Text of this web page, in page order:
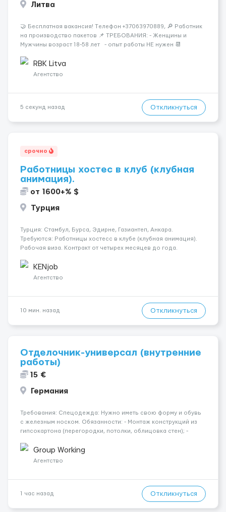
Литва
🤝 Бесплатная вакансия! Tелефон +37063970889, 🔎 Работник
на производство пакетов 📌 ТРЕБОВАНИЯ: - Женщины и
Мужчины возраст 18-58 лет - опыт работы НЕ нужен 📆
зависимости от отдела и должност...
RBK Litva
Агентство
5 секунд назад Откликнуться
срочно
Работницы хостес в клуб (клубная
анимация).
от 1600+% $
Турция
Турция: Стамбул, Бурса, Эдирне, Газиантеп, Анкара.
Требуются: Работницы хостесc в клубе (клубная анимация).
Рабочая виза. Контракт от четырех месяцев до года.
страховка. Высокая зарплата + %. Легально. Безопасно.
*Коммуникабел...
KENjob
Агентство
10 мин. назад Откликнуться
Отделочник-универсал (внутренние
работы)
15 €
Германия
Требования: Спецодежда: Нужно иметь свою форму и обувь
с железным носком. Обязанности: - Монтаж конструкций из
гипсокартона (перегородки, потолки, облицовка стен); -
малярных работ (шпатлевка, грунтовка, покраска); -
Штукатурные работы ...
Group Working
Агентство
1 час назад Откликнуться